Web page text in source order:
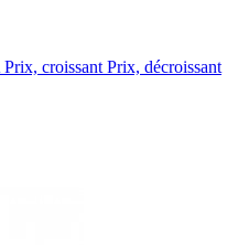
Prix, croissant Prix, décroissant